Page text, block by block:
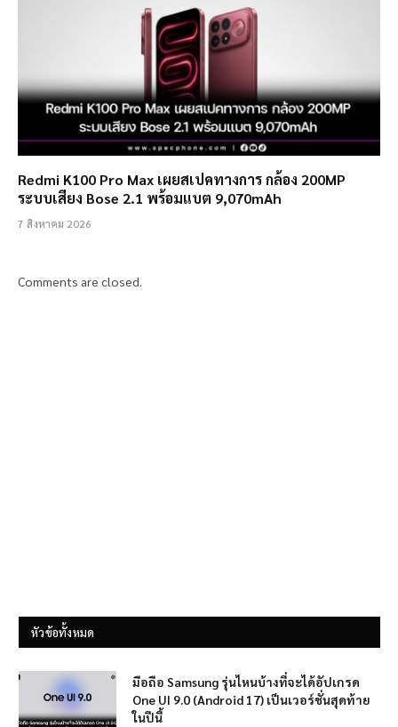
Redmi K100 Pro Max เผยสเปคทางการ กล้อง 200MP
ระบบเสียง Bose 2.1 พร้อมแบต 9,070mAh
7 สิงหาคม 2026
Comments are closed.
หัวข้อทั้งหมด
มือถือ Samsung รุ่นไหนบ้างที่จะได้อัปเกรด
One UI 9.0 (Android 17) เป็นเวอร์ชั่นสุดท้าย
ในปีนี้